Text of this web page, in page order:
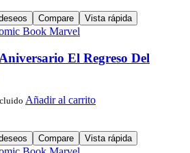
Compare Vista rápida
Book Marvel
El Regreso Del
Añadir al carrito
Compare Vista rápida